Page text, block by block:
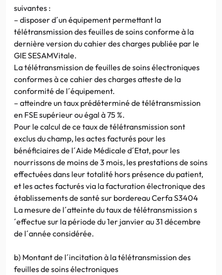
suivantes :
– disposer d´un équipement permettant la
télétransmission des feuilles de soins conforme à la
dernière version du cahier des charges publiée par le
GIE SESAMVitale.
La télétransmission de feuilles de soins électroniques
conformes à ce cahier des charges atteste de la
conformité de l´équipement.
– atteindre un taux prédéterminé de télétransmission
en FSE supérieur ou égal à 75 %.
Pour le calcul de ce taux de télétransmission sont
exclus du champ, les actes facturés pour les
bénéficiaires de l´Aide Médicale d´Etat, pour les
nourrissons de moins de 3 mois, les prestations de soins
effectuées dans leur totalité hors présence du patient,
et les actes facturés via la facturation électronique des
établissements de santé sur bordereau Cerfa S3404
La mesure de l´atteinte du taux de télétransmission s
´effectue sur la période du 1er janvier au 31 décembre
de l´année considérée.
b) Montant de l´incitation à la télétransmission des
feuilles de soins électroniques